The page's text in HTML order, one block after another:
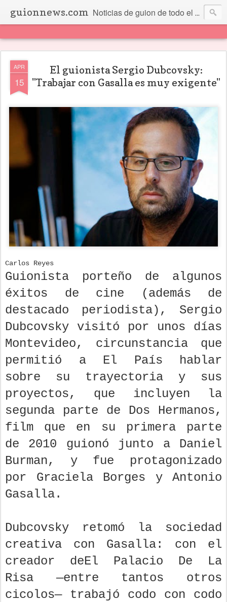
guionnews.com Noticias de guion de todo el mundo... Y más.
APR
15
El guionista Sergio Dubcovsky:
"Trabajar con Gasalla es muy exigente"
Carlos Reyes
Guionista porteño de algunos
éxitos de cine (además de
destacado periodista), Sergio
Dubcovsky visitó por unos días
Montevideo, circunstancia que
permitió a El País hablar
sobre su trayectoria y sus
proyectos, que incluyen la
segunda parte de Dos Hermanos,
film que en su primera parte
de 2010 guionó junto a Daniel
Burman, y fue protagonizado
por Graciela Borges y Antonio
Gasalla.
Dubcovsky retomó la sociedad
creativa con Gasalla: con el
creador deEl Palacio De La
Risa —entre tantos otros
cicolos— trabajó codo con codo